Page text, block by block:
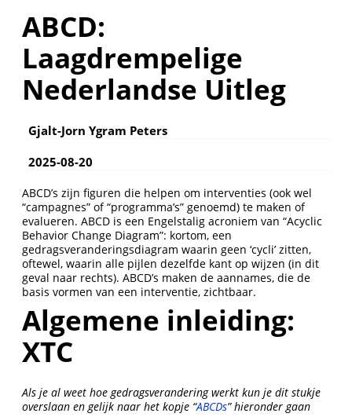
ABCD:
Laagdrempelige
Nederlandse Uitleg
Gjalt-Jorn Ygram Peters
2025-08-20
ABCD’s zijn figuren die helpen om interventies (ook wel
“campagnes” of “programma’s” genoemd) te maken of
evalueren. ABCD is een Engelstalig acroniem van “Acyclic
Behavior Change Diagram”: kortom, een
gedragsveranderingsdiagram waarin geen ‘cycli’ zitten,
oftewel, waarin alle pijlen dezelfde kant op wijzen (in dit
geval naar rechts). ABCD’s maken de aannames, die de
basis vormen van een interventie, zichtbaar.
Algemene inleiding:
XTC
Als je al weet hoe gedragsverandering werkt kun je dit stukje
overslaan en gelijk naar het kopje “ABCDs” hieronder gaan